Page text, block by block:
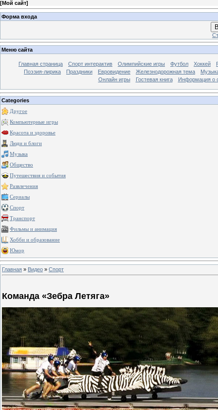
[Мой сайт]
Форма входа
Меню сайта
Главная страница Спорт интерактив Олимпийские игры Футбол Хоккей
Поэзия-лирика
Праздники Евровидение Железнодорожная тема
Онлайн игры
Гостевая книга Информация о
Categories
Другое
Компьютерные игры
Красота и здоровье
Люди и блоги
Музыка
Общество
Путешествия и события
Развлечения
Сериалы
Спорт
Транспорт
Фильмы и анимация
Хобби и образование
Юмор
Главная » Видео » Спорт
Команда «Зебра Летяга»